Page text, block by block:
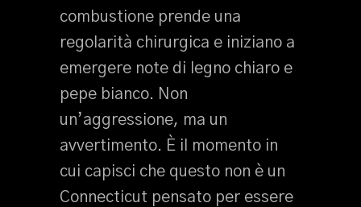
combustione prende una
regolarità chirurgica e iniziano a
emergere note di legno chiaro e
pepe bianco. Non
un’aggressione, ma un
avvertimento. È il momento in
cui capisci che questo non è un
Connecticut pensato per essere